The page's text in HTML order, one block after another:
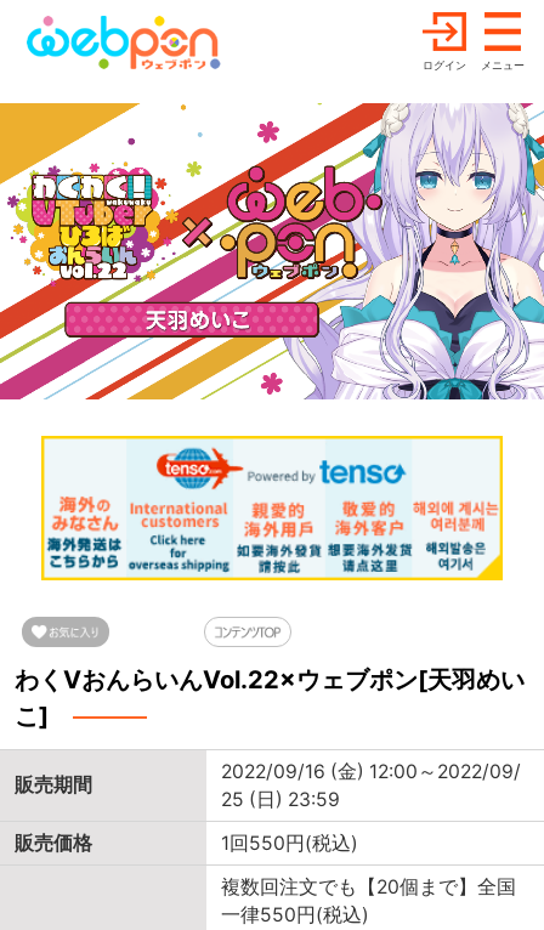
ログイン メニュー
わくVおんらいんVol.22×ウェブポン[天羽めい
こ]
販売期間
2022/09/16 (金) 12:00～2022/09/
25 (日) 23:59
販売価格
1回550円(税込)
複数回注文でも【20個まで】全国
一律550円(税込)